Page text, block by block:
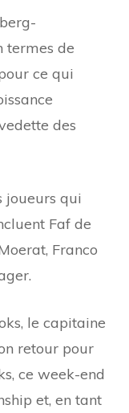
termes de
ce qui
des
joueurs qui
Faf de
Franco
le capitaine
retour pour
ce week-end
et, en tant